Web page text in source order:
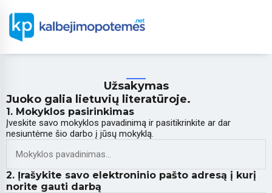
Užsakymas
Juoko galia lietuvių literatūroje.
1. Mokyklos pasirinkimas
Įveskite savo mokyklos pavadinimą ir pasitikrinkite ar dar
nesiuntėme šio darbo į jūsų mokyklą.
2. Įrašykite savo elektroninio pašto adresą į kurį
norite gauti darbą